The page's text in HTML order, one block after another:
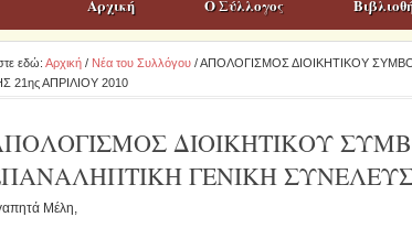
Αρχική Ο Σύλλογος
εδώ: Αρχική/ Νέα του Συλλόγου/ ΑΠΟΛΟΓΙΣΜΟΣ ΔΙΟΙΚΗΤΙΚΟΥ
21ης ΑΠΡΙΛΙΟΥ 2010
ΔΙΟΙΚΗΤΙΚΟΥ
ΓΕΝΙΚΗ
Μέλη,